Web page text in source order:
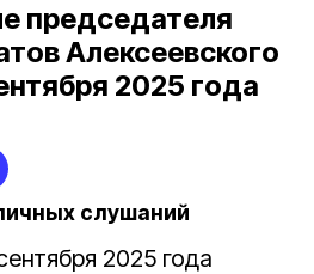
председателя
Алексеевского
2025 года
слушаний
2025 года